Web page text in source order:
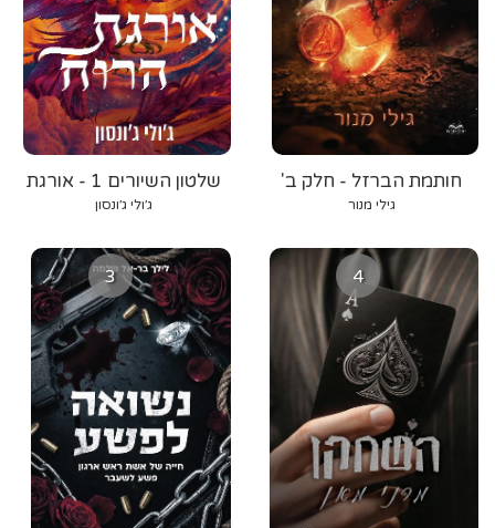
שלטון השיורים 1 - אורגת
הרוח
ג׳ולי ג׳ונסון
חותמת הברזל - חלק ב'
גילי מנור
3 4